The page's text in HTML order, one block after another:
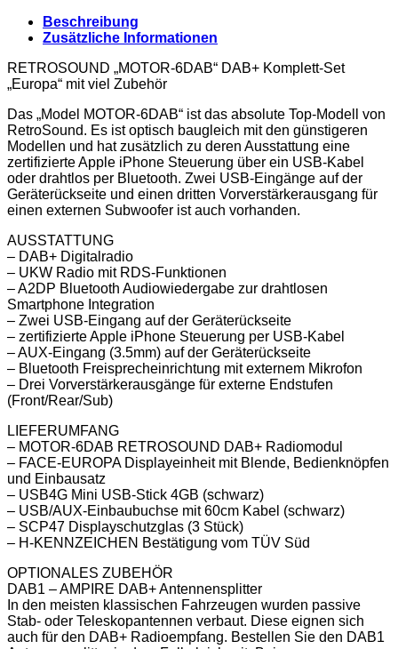
Beschreibung
Zusätzliche Informationen
RETROSOUND „MOTOR-6DAB“ DAB+ Komplett-Set
„Europa“ mit viel Zubehör
Das „Model MOTOR-6DAB“ ist das absolute Top-Modell von
RetroSound. Es ist optisch baugleich mit den günstigeren
Modellen und hat zusätzlich zu deren Ausstattung eine
zertifizierte Apple iPhone Steuerung über ein USB-Kabel
oder drahtlos per Bluetooth. Zwei USB-Eingänge auf der
Geräterückseite und einen dritten Vorverstärkerausgang für
einen externen Subwoofer ist auch vorhanden.
AUSSTATTUNG
– DAB+ Digitalradio
– UKW Radio mit RDS-Funktionen
– A2DP Bluetooth Audiowiedergabe zur drahtlosen
Smartphone Integration
– Zwei USB-Eingang auf der Geräterückseite
– zertifizierte Apple iPhone Steuerung per USB-Kabel
– AUX-Eingang (3.5mm) auf der Geräterückseite
– Bluetooth Freisprecheinrichtung mit externem Mikrofon
– Drei Vorverstärkerausgänge für externe Endstufen
(Front/Rear/Sub)
LIEFERUMFANG
– MOTOR-6DAB RETROSOUND DAB+ Radiomodul
– FACE-EUROPA Displayeinheit mit Blende, Bedienknöpfen
und Einbausatz
– USB4G Mini USB-Stick 4GB (schwarz)
– USB/AUX-Einbaubuchse mit 60cm Kabel (schwarz)
– SCP47 Displayschutzglas (3 Stück)
– H-KENNZEICHEN Bestätigung vom TÜV Süd
OPTIONALES ZUBEHÖR
DAB1 – AMPIRE DAB+ Antennensplitter
In den meisten klassischen Fahrzeugen wurden passive
Stab- oder Teleskopantennen verbaut. Diese eignen sich
auch für den DAB+ Radioempfang. Bestellen Sie den DAB1